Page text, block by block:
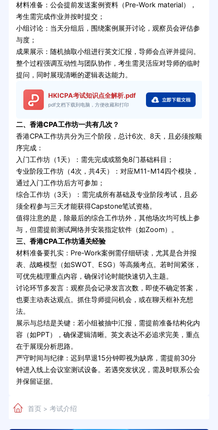
材料准备：公会提前发送案例资料（Pre-Work material），
考生需完成作业并按时提交；
小组讨论：当天分组后，围绕案例展开讨论，观察员会评估参
与度；
成果展示：随机抽取小组进行英文汇报，导师会点评并提问。
整个过程强调互动性与团队协作，考生需灵活应对导师的临时
提问，同时展现清晰的逻辑表达能力。
HKICPA考试知识点全解析.pdf
pdf文档下载到电脑，方便收藏和打印
二、香港CPA工作坊一共有几次？
香港CPA工作坊共分为三个阶段，总计6次、8天，且必须按顺
序完成：
入门工作坊（1天）：需先完成或豁免8门基础科目；
专业阶段工作坊（4次，共4天）：对应M11-M14四个模块，
通过入门工作坊后方可参加；
综合工作坊（3天）：需完成所有基础及专业阶段考试，且必
须全程参与三天才能获得Capstone笔试资格。
值得注意的是，除最后的综合工作坊外，其他场次均可线上参
与，但需提前测试网络并安装指定软件（如Zoom）。
三、香港CPA工作坊通关经验
材料准备要扎实：Pre-Work案例需仔细研读，尤其是合并报
表、战略模型（如SWOT、ESG）等高频考点。若时间紧张，
可优先梳理重点内容，确保讨论时能快速切入主题。
讨论环节多发言：观察员会记录发言次数，即使不确定答案，
也要主动表达观点。抓住导师提问机会，或在聊天框补充想
法。
展示与总结是关键：若小组被抽中汇报，需提前准备结构化内
容（如PPT），确保逻辑清晰。英文表达不必追求完美，重点
在于展现分析思路。
严守时间与纪律：迟到早退15分钟即视为缺席，需提前30分
钟进入线上会议室测试设备。若遇突发状况，需及时联系公会
并保留证据。
首页> 考试介绍